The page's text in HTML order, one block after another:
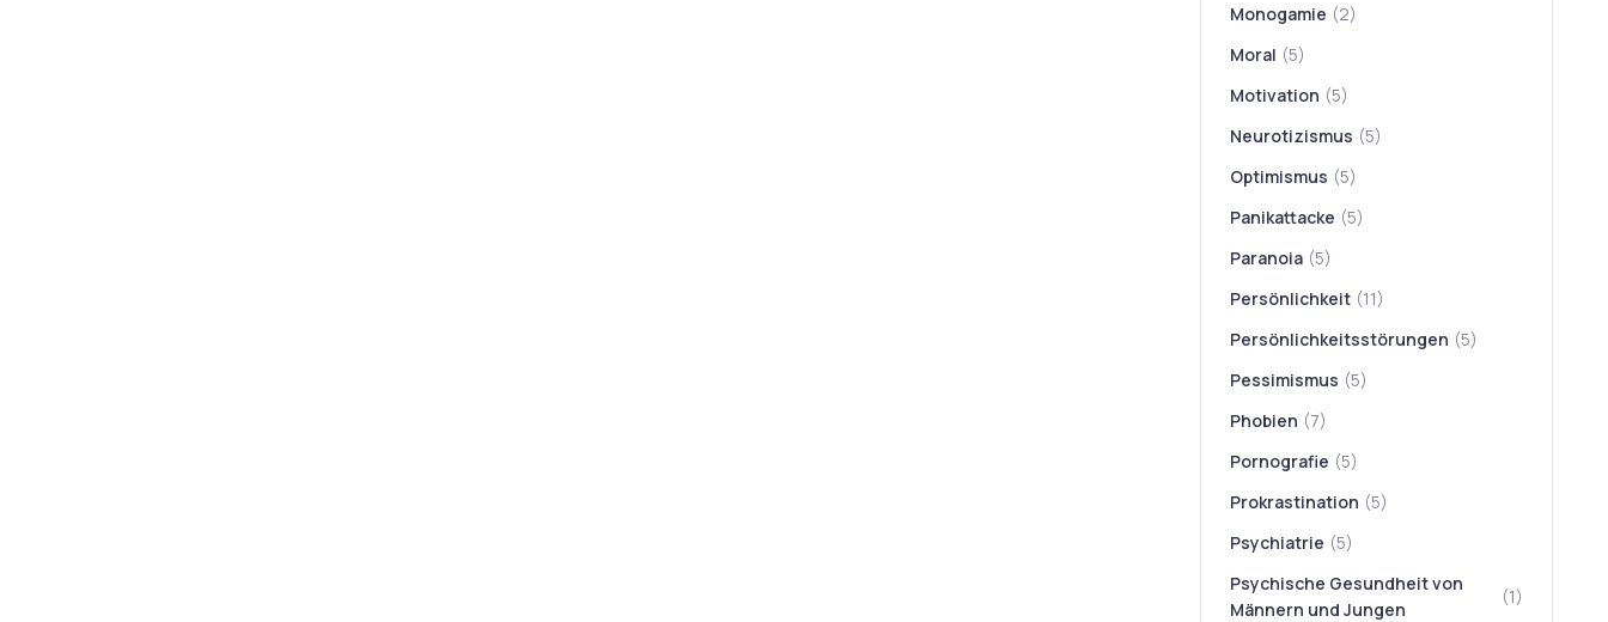
Monogamie (2)
Moral (5)
Motivation (5)
Neurotizismus (5)
Optimismus (5)
Panikattacke (5)
Paranoia (5)
Persönlichkeit (11)
Persönlichkeitsstörungen (5)
Pessimismus (5)
Phobien (7)
Pornografie (5)
Prokrastination (5)
Psychiatrie (5)
Psychische Gesundheit von
Männern und Jungen
(1)